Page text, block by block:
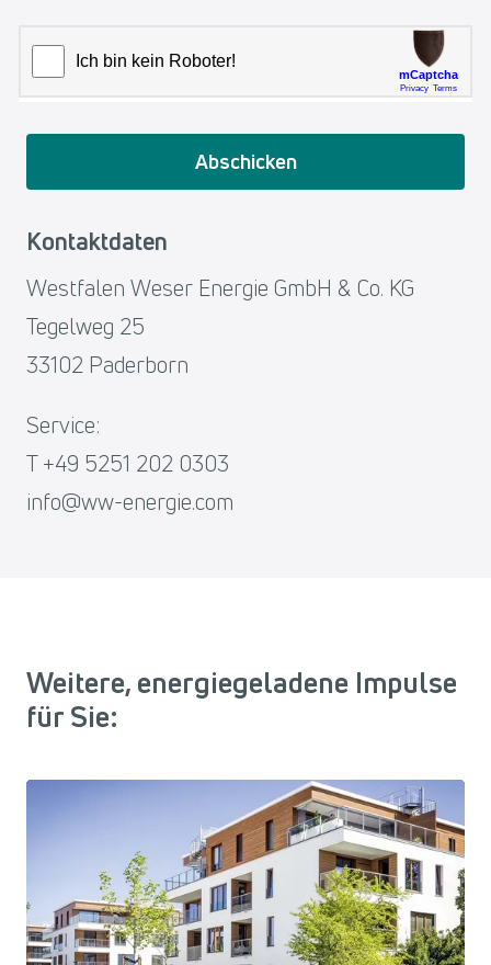
Abschicken
Kontaktdaten
Westfalen Weser Energie GmbH & Co. KG
Tegelweg 25
33102 Paderborn
Service:
T +49 5251 202 0303
info@ww-energie.com
Weitere, energiegeladene Impulse
für Sie: